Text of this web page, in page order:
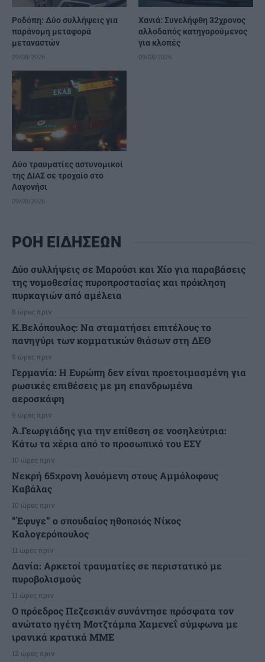
Ροδόπη: Δύο συλλήψεις για
παράνομη μεταφορά
μεταναστών
09/08/2026
Χανιά: Συνελήφθη 32χρονος
αλλοδαπός κατηγορούμενος
για κλοπές
09/08/2026
Δύο τραυματίες αστυνομικοί
της ΔΙΑΣ σε τροχαίο στο
Λαγονήσι
09/08/2026
ΡΟΗ ΕΙΔΗΣΕΩΝ
Δύο συλλήψεις σε Μαρούσι και Χίο για παραβάσεις
της νομοθεσίας πυροπροστασίας και πρόκληση
πυρκαγιών από αμέλεια
8 ώρες πριν
Κ.Βελόπουλος: Να σταματήσει επιτέλους το
πανηγύρι των κομματικών θιάσων στη ΔΕΘ
9 ώρες πριν
Γερμανία: Η Ευρώπη δεν είναι προετοιμασμένη για
ρωσικές επιθέσεις με μη επανδρωμένα
αεροσκάφη
9 ώρες πριν
Ά.Γεωργιάδης για την επίθεση σε νοσηλεύτρια:
Κάτω τα χέρια από το προσωπικό του ΕΣΥ
10 ώρες πριν
Νεκρή 65χρονη λουόμενη στους Αμμόλοφους
Καβάλας
10 ώρες πριν
“Έφυγε” ο σπουδαίος ηθοποιός Νίκος
Καλογερόπουλος
11 ώρες πριν
Δανία: Αρκετοί τραυματίες σε περιστατικό με
πυροβολισμούς
11 ώρες πριν
Ο πρόεδρος Πεζεσκιάν συνάντησε πρόσφατα τον
ανώτατο ηγέτη Μοτζτάμπα Χαμενεΐ σύμφωνα με
ιρανικά κρατικά ΜΜΕ
12 ώρες πριν